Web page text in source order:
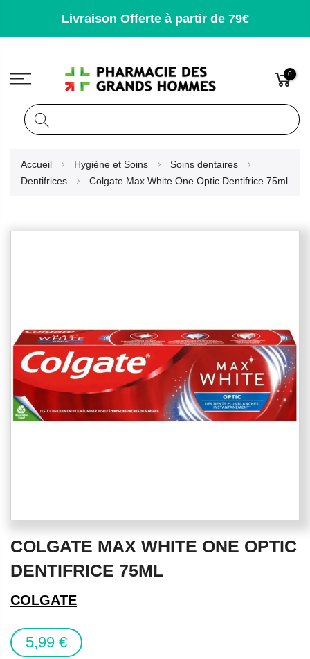
Livraison Offerte à partir de 79€
0
Accueil Hygiène et Soins
Soins dentaires
Dentifrices
Colgate Max White One Optic Dentifrice 75ml
images
gallery
to
beginning
of
images
gallery
COLGATE MAX WHITE ONE OPTIC
DENTIFRICE 75ML
COLGATE
5,99 €